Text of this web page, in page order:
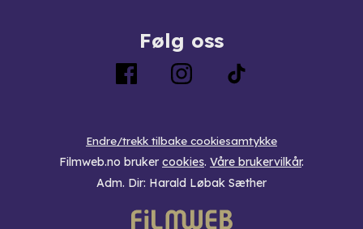
Følg oss
Endre/trekk tilbake cookiesamtykke
Filmweb.no bruker cookies. Våre brukervilkår.
Adm. Dir: Harald Løbak Sæther